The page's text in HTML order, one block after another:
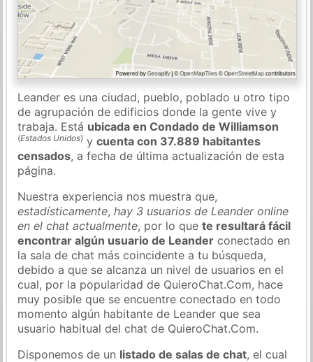
Leander es una ciudad, pueblo, poblado u otro tipo
de agrupación de edificios donde la gente vive y
trabaja. Está ubicada en Condado de Williamson
(Estados Unidos) ycuenta con 37.889 habitantes
censados, a fecha de última actualización de esta
página.
Nuestra experiencia nos muestra que,
estadísticamente,hay 3 usuarios de Leander online
en el chat actualmente, por lo quete resultará fácil
encontrar algún usuario de Leander conectado en
la sala de chat más coincidente a tu búsqueda,
debido a que se alcanza un nivel de usuarios en el
cual, por la popularidad de QuieroChat.Com, hace
muy posible que se encuentre conectado en todo
momento algún habitante de Leander que sea
usuario habitual del chat de QuieroChat.Com.
Disponemos de un listado de salas de chat, el cual